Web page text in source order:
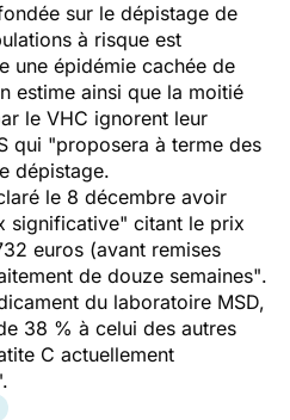
sur le dépistage de
à risque est
une épidémie cachée de
estime ainsi que la moitié
le VHC ignorent leur
qui "proposera à terme des
dépistage.
le 8 décembre avoir
significative" citant le prix
euros (avant remises
de douze semaines".
du laboratoire MSD,
38 % à celui des autres
C actuellement